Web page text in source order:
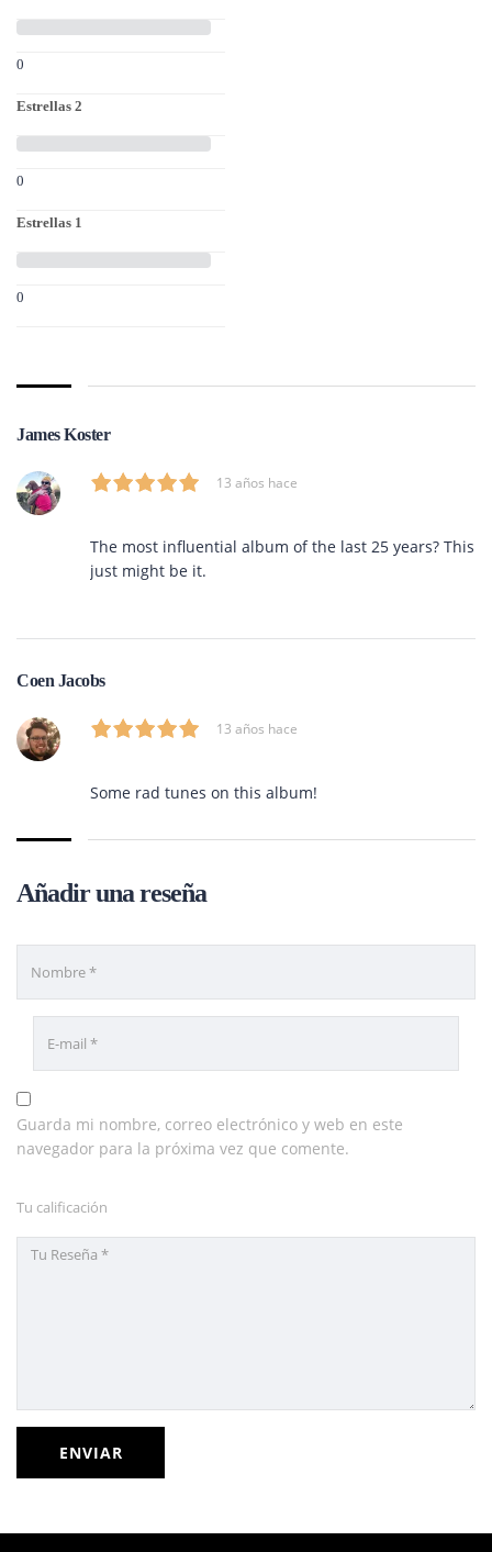
0
Estrellas 2
0
Estrellas 1
0
James Koster
13 años hace
The most influential album of the last 25 years? This
just might be it.
Coen Jacobs
13 años hace
Some rad tunes on this album!
Añadir una reseña
Guarda mi nombre, correo electrónico y web en este
navegador para la próxima vez que comente.
Tu calificación